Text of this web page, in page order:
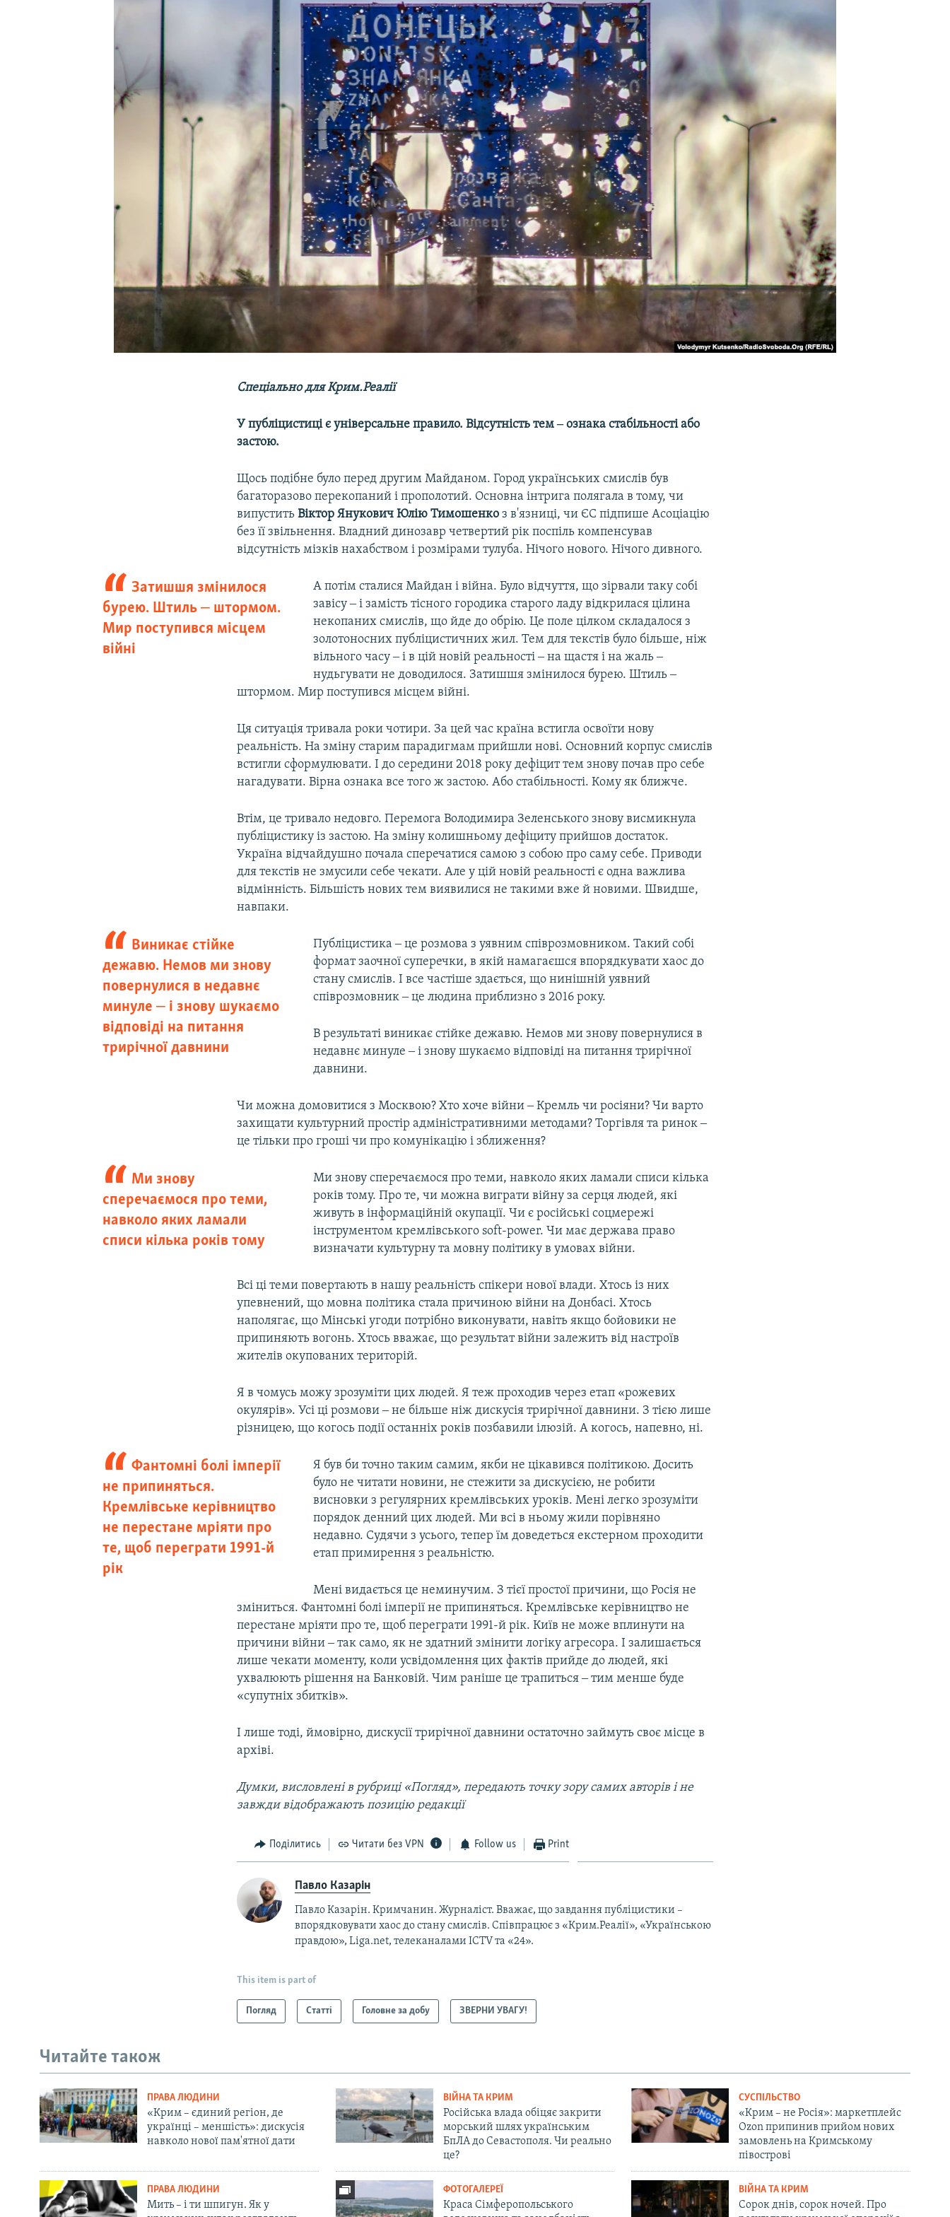
УКРАЇНСЬКА ПРОБЛЕМА КРИМУ
Спеціально для Крим.Реалії
У публіцистиці є універсальне правило. Відсутність тем ‒ ознака стабільності або
застою.
Щось подібне було перед другим Майданом. Город українських смислів був
багаторазово перекопаний і прополотий. Основна інтрига полягала в тому, чи
випуститьВіктор Янукович Юлію Тимошенко з в'язниці, чи ЄС підпише Асоціацію
без її звільнення. Владний динозавр четвертий рік поспіль компенсував
відсутність мізків нахабством і розмірами тулуба. Нічого нового. Нічого дивного.
Затишшя змінилося
бурею. Штиль ‒ штормом.
Мир поступився місцем
війні
А потім сталися Майдан і війна. Було відчуття, що зірвали таку собі
завісу ‒ і замість тісного городика старого ладу відкрилася цілина
некопаних смислів, що йде до обрію. Це поле цілком складалося з
золотоносних публіцистичних жил. Тем для текстів було більше, ніж
вільного часу ‒ і в цій новій реальності ‒ на щастя і на жаль ‒
нудьгувати не доводилося. Затишшя змінилося бурею. Штиль ‒
штормом. Мир поступився місцем війні.
Ця ситуація тривала роки чотири. За цей час країна встигла освоїти нову
реальність. На зміну старим парадигмам прийшли нові. Основний корпус смислів
встигли сформулювати. І до середини 2018 року дефіцит тем знову почав про себе
нагадувати. Вірна ознака все того ж застою. Або стабільності. Кому як ближче.
Втім, це тривало недовго. Перемога Володимира Зеленського знову висмикнула
публіцистику із застою. На зміну колишньому дефіциту прийшов достаток.
Україна відчайдушно почала сперечатися самою з собою про саму себе. Приводи
для текстів не змусили себе чекати. Але у цій новій реальності є одна важлива
відмінність. Більшість нових тем виявилися не такими вже й новими. Швидше,
навпаки.
Виникає стійке
дежавю. Немов ми знову
повернулися в недавнє
минуле ‒ і знову шукаємо
відповіді на питання
трирічної давнини
Публіцистика ‒ це розмова з уявним співрозмовником. Такий собі
формат заочної суперечки, в якій намагаєшся впорядкувати хаос до
стану смислів. І все частіше здається, що нинішній уявний
співрозмовник ‒ це людина приблизно з 2016 року.
В результаті виникає стійке дежавю. Немов ми знову повернулися в
недавнє минуле ‒ і знову шукаємо відповіді на питання трирічної
давнини.
Чи можна домовитися з Москвою? Хто хоче війни ‒ Кремль чи росіяни? Чи варто
захищати культурний простір адміністративними методами? Торгівля та ринок ‒
це тільки про гроші чи про комунікацію і зближення?
Ми знову
сперечаємося про теми,
навколо яких ламали
списи кілька років тому
Ми знову сперечаємося про теми, навколо яких ламали списи кілька
років тому. Про те, чи можна виграти війну за серця людей, які
живуть в інформаційній окупації. Чи є російські соцмережі
інструментом кремлівського soft-power. Чи має держава право
визначати культурну та мовну політику в умовах війни.
Всі ці теми повертають в нашу реальність спікери нової влади. Хтось із них
упевнений, що мовна політика стала причиною війни на Донбасі. Хтось
наполягає, що Мінські угоди потрібно виконувати, навіть якщо бойовики не
припиняють вогонь. Хтось вважає, що результат війни залежить від настроїв
жителів окупованих територій.
Я в чомусь можу зрозуміти цих людей. Я теж проходив через етап «рожевих
окулярів». Усі ці розмови ‒ не більше ніж дискусія трирічної давнини. З тією лише
різницею, що когось події останніх років позбавили ілюзій. А когось, напевно, ні.
Фантомні болі імперії
не припиняться.
Кремлівське керівництво
не перестане мріяти про
те, щоб переграти 1991-й
рік
Я був би точно таким самим, якби не цікавився політикою. Досить
було не читати новини, не стежити за дискусією, не робити
висновки з регулярних кремлівських уроків. Мені легко зрозуміти
порядок денний цих людей. Ми всі в ньому жили порівняно
недавно. Судячи з усього, тепер їм доведеться екстерном проходити
етап примирення з реальністю.
Мені видається це неминучим. З тієї простої причини, що Росія не
зміниться. Фантомні болі імперії не припиняться. Кремлівське керівництво не
перестане мріяти про те, щоб переграти 1991-й рік. Київ не може вплинути на
причини війни ‒ так само, як не здатний змінити логіку агресора. І залишається
лише чекати моменту, коли усвідомлення цих фактів прийде до людей, які
ухвалюють рішення на Банковій. Чим раніше це трапиться ‒ тим менше буде
«супутніх збитків».
І лише тоді, ймовірно, дискусії трирічної давнини остаточно займуть своє місце в
архіві.
Думки, висловлені в рубриці «Погляд», передають точку зору самих авторів і не
завжди відображають позицію редакції
Поділитись Читати без VPN Follow us Print
Павло Казарін
Павло Казарін. Кримчанин. Журналіст. Вважає, що завдання публіцистики –
впорядковувати хаос до стану смислів. Співпрацює з «Крим.Реалії», «Українською
правдою», Liga.net, телеканалами ICTV та «24».
This item is part of
Погляд Статті Головне за добу ЗВЕРНИ УВАГУ!
Читайте також
ПРАВА ЛЮДИНИ
«Крим – єдиний регіон, де
українці – меншість»: дискусія
навколо нової пам'ятної дати
ВІЙНА ТА КРИМ
Російська влада обіцяє закрити
морський шлях українським
БпЛА до Севастополя. Чи реально
це?
СУСПІЛЬСТВО
«Крим – не Росія»: маркетплейс
Ozon припинив прийом нових
замовлень на Кримському
півострові
ПРАВА ЛЮДИНИ
Мить – і ти шпигун. Як у
ФОТОГАЛЕРЕЇ
Краса Сімферопольського
ВІЙНА ТА КРИМ
Сорок днів, сорок ночей. Про